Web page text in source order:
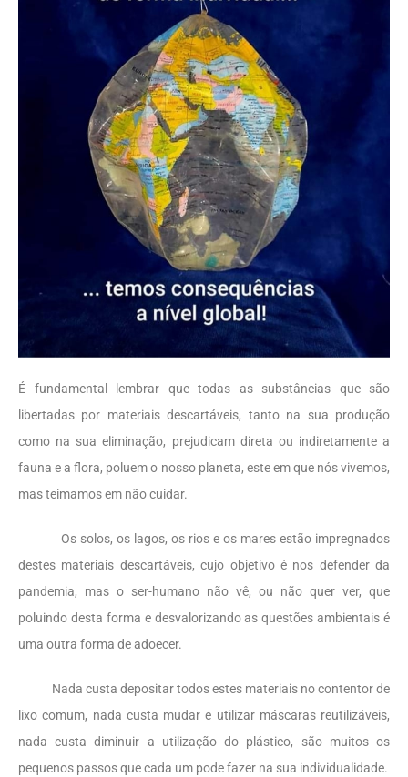
É fundamental lembrar que todas as substâncias que são
libertadas por materiais descartáveis, tanto na sua produção
como na sua eliminação, prejudicam direta ou indiretamente a
fauna e a flora, poluem o nosso planeta, este em que nós vivemos,
mas teimamos em não cuidar.
Os solos, os lagos, os rios e os mares estão impregnados
destes materiais descartáveis, cujo objetivo é nos defender da
pandemia, mas o ser-humano não vê, ou não quer ver, que
poluindo desta forma e desvalorizando as questões ambientais é
uma outra forma de adoecer.
Nada custa depositar todos estes materiais no contentor de
lixo comum, nada custa mudar e utilizar máscaras reutilizáveis,
nada custa diminuir a utilização do plástico, são muitos os
pequenos passos que cada um pode fazer na sua individualidade.